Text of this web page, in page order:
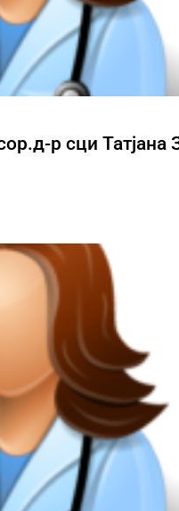
р сци Татјана